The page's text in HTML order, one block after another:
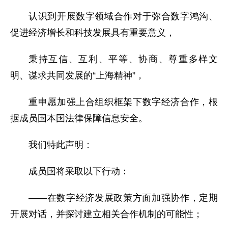
认识到开展数字领域合作对于弥合数字鸿沟、
促进经济增长和科技发展具有重要意义，
秉持互信、互利、平等、协商、尊重多样文
明、谋求共同发展的“上海精神”，
重申愿加强上合组织框架下数字经济合作，根
据成员国本国法律保障信息安全。
我们特此声明：
成员国将采取以下行动：
——在数字经济发展政策方面加强协作，定期
开展对话，并探讨建立相关合作机制的可能性；